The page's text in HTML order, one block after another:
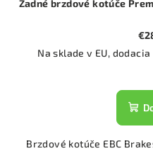
Zadné brzdové kotúče
Na sklade v EU,
Brzdové kotúče EBC